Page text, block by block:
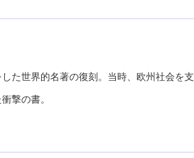
た世界的名著の復刻。当時、欧州社会を支
撃の書。